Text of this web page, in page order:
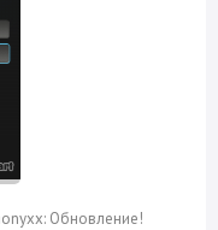
Обновление!